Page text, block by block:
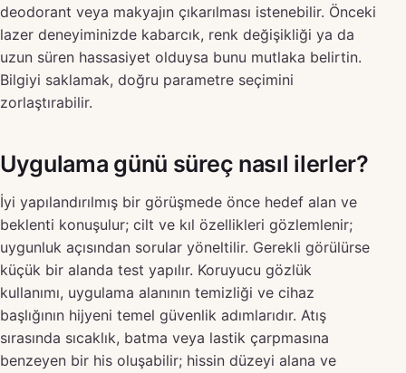
deodorant veya makyajın çıkarılması istenebilir. Önceki
lazer deneyiminizde kabarcık, renk değişikliği ya da
uzun süren hassasiyet olduysa bunu mutlaka belirtin.
Bilgiyi saklamak, doğru parametre seçimini
zorlaştırabilir.
Uygulama günü süreç nasıl ilerler?
İyi yapılandırılmış bir görüşmede önce hedef alan ve
beklenti konuşulur; cilt ve kıl özellikleri gözlemlenir;
uygunluk açısından sorular yöneltilir. Gerekli görülürse
küçük bir alanda test yapılır. Koruyucu gözlük
kullanımı, uygulama alanının temizliği ve cihaz
başlığının hijyeni temel güvenlik adımlarıdır. Atış
sırasında sıcaklık, batma veya lastik çarpmasına
benzeyen bir his oluşabilir; hissin düzeyi alana ve